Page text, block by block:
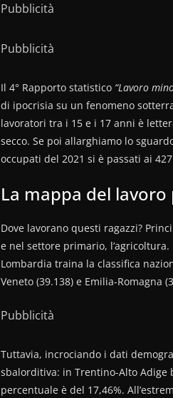
Pubblicità
Pubblicità
Il 4° Rapporto statistico “Lavoro
di ipocrisia su un fenomeno
lavoratori tra i 15 e i 17 anni è
secco. Se poi allarghiamo lo
occupati del 2021 si è passati ai
La mappa del lavoro
Dove lavorano questi ragazzi?
e nel settore primario,
Lombardia traina la classifica
Veneto (39.138) e Emilia-Romagna
Pubblicità
Tuttavia, incrociando i dati
sbalorditiva: in Trentino-Alto Adige
percentuale è del 17,46%.